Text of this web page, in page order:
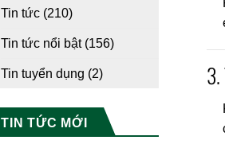
Tin tức (210)
Tin tức nổi bật(156)
Tin tuyển dụng (2)
TIN TỨC MỚI